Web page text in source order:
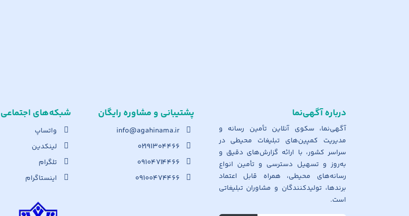
شبکه‌های اجت​ماعی
واتساپ
لینکدین
تلگرام
اینستاگرام
پشتیبانی و مشاوره رایگان
info@agahinama.ir
۰۲۱۹۱۳۰۴۴۶۶
۰۹۱۰۴۷۱۴۴۶۶
۰۹۱۰۰۴۷۴۴۶۶
درباره آگهی‌نما
آگهی‌نما، سکوی آنلاین تأمین رسانه و
مدیریت کمپین‌های تبلیغات محیطی در
سراسر کشور، با ارائه گزارش‌های دقیق و
به‌روز و تسهیل دسترسی و تأمین انواع
رسانه‌های محیطی، همراه قابل اعتماد
برندها، تولیدکنندگان و مشاوران تبلیغاتی
است.